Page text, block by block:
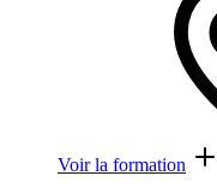
Voir la formation